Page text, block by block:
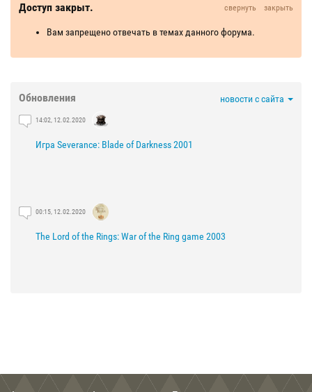
Доступ закрыт. свернуть закрыть
Вам запрещено отвечать в темах данного форума.
Обновления новости с сайта
14:02, 12.02.2020
Игра Severance: Blade of Darkness 2001
00:15, 12.02.2020
The Lord of the Rings: War of the Ring game 2003